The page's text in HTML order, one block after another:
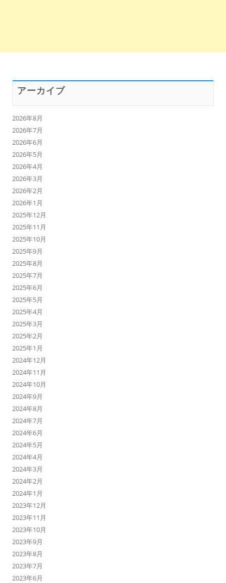
アーカイブ
2026年8月
2026年7月
2026年6月
2026年5月
2026年4月
2026年3月
2026年2月
2026年1月
2025年12月
2025年11月
2025年10月
2025年9月
2025年8月
2025年7月
2025年6月
2025年5月
2025年4月
2025年3月
2025年2月
2025年1月
2024年12月
2024年11月
2024年10月
2024年9月
2024年8月
2024年7月
2024年6月
2024年5月
2024年4月
2024年3月
2024年2月
2024年1月
2023年12月
2023年11月
2023年10月
2023年9月
2023年8月
2023年7月
2023年6月